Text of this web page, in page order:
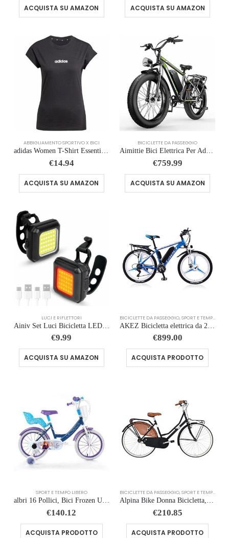
ACQUISTA SU AMAZON ACQUISTA SU AMAZON
ABBIGLIAMENTO SPORTIVO X BICI
adidas Women T-Shirt Essentials Linear Cotton
€14.94
ACQUISTA SU AMAZON
BICICLETTE DA PASSEGGIO
Aimittie Bici Elettrica Per Adulti Da 20/26″, 7 Velocità con Bicicletta Elettrica 48V 15/18/25Ah, 25km/h & Autonomia di 8…
€759.99
ACQUISTA SU AMAZON
LUCI E RIFLETTORI
Ainiv Set Luci Bicicletta LED Ultra Sottile, Luce Bici Anteriore e Posteriore, USB Ricaricabile Luci Bicicletta, Illuminazion
€9.99
ACQUISTA SU AMAZON
BICICLETTE DA PASSEGGIO,SPORT E TEMPO LIBERO
€899.00
ACQUISTA PRODOTTO
SPORT E TEMPO LIBERO
albri 16 Pollici, Bici Frozen Unisex Bambino, Bianco/Azzurro
€140.12
ACQUISTA PRODOTTO
BICICLETTE DA PASSEGGIO,SPORT E TEMPO LIBERO
Alpina Bike Donna Bicicletta, Nero, 26
€210.85
ACQUISTA PRODOTTO